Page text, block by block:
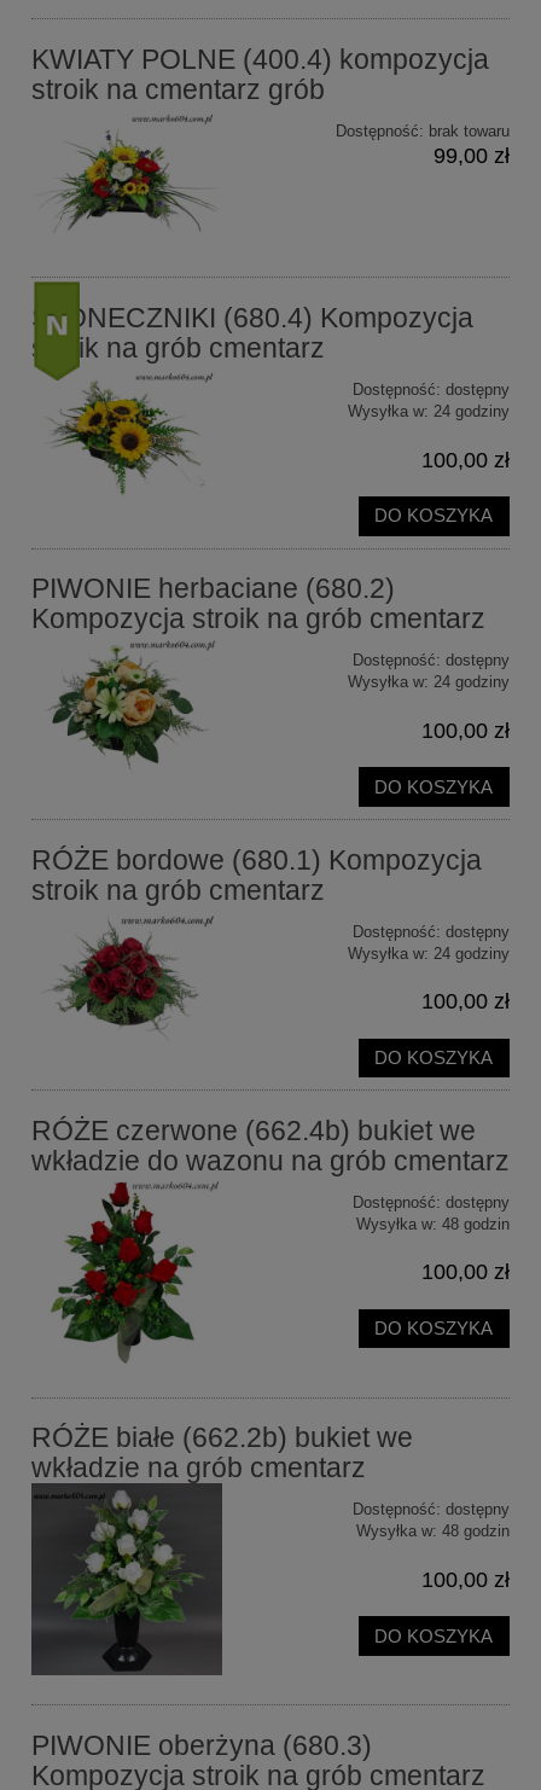
KWIATY POLNE (400.4) kompozycja
stroik na cmentarz grób
Dostępność: brak towaru
99,00 zł
SŁONECZNIKI (680.4) Kompozycja
stroik na grób cmentarz
Dostępność: dostępny
Wysyłka w: 24 godziny
100,00 zł
DO KOSZYKA
nowość
PIWONIE herbaciane (680.2)
Kompozycja stroik na grób cmentarz
Dostępność: dostępny
Wysyłka w: 24 godziny
100,00 zł
DO KOSZYKA
RÓŻE bordowe (680.1) Kompozycja
stroik na grób cmentarz
Dostępność: dostępny
Wysyłka w: 24 godziny
100,00 zł
DO KOSZYKA
RÓŻE czerwone (662.4b) bukiet we
wkładzie do wazonu na grób cmentarz
Dostępność: dostępny
Wysyłka w: 48 godzin
100,00 zł
DO KOSZYKA
RÓŻE białe (662.2b) bukiet we
wkładzie na grób cmentarz
Dostępność: dostępny
Wysyłka w: 48 godzin
100,00 zł
DO KOSZYKA
PIWONIE oberżyna (680.3)
Kompozycja stroik na grób cmentarz